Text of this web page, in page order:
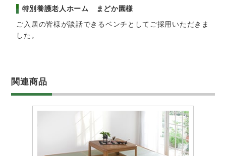
特別養護老人ホーム まどか園様
ご入居の皆様が談話できるベンチとしてご採用いただきま
した。
関連商品